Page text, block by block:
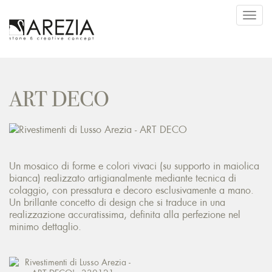
ART DECO
Un mosaico di forme e colori vivaci (su supporto in maiolica
bianca) realizzato artigianalmente mediante tecnica di
colaggio, con pressatura e decoro esclusivamente a mano.
Un brillante concetto di design che si traduce in una
realizzazione accuratissima, definita alla perfezione nel
minimo dettaglio.